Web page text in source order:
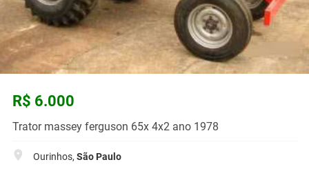
R$ 6.000
Trator massey ferguson 65x 4x2 ano 1978
Ourinhos, São Paulo